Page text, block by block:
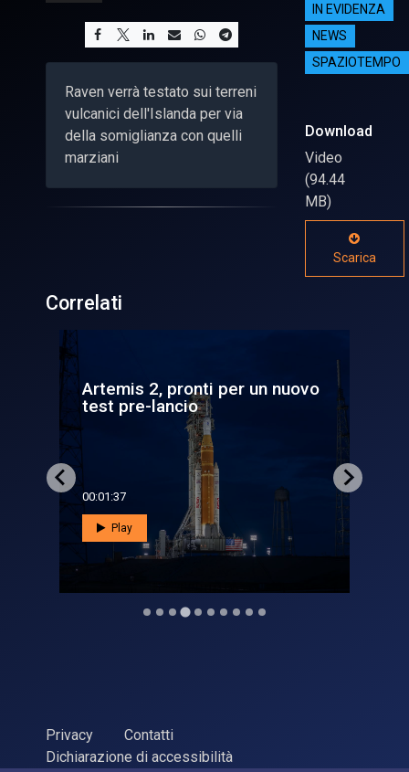
Raven verrà testato sui terreni
vulcanici dell'Islanda per via
della somiglianza con quelli
marziani
IN EVIDENZA
NEWS
SPAZIOTEMPO
Download
Video
(94.44
MB)
Scarica
Correlati
Webb, nubi di sabbia su un
giovane esopianeta
Play
Privacy
Contatti
Dichiarazione di accessibilità